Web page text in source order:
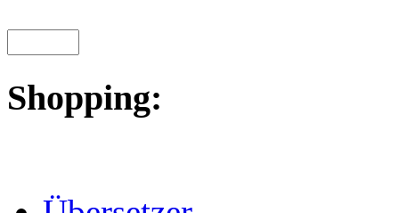
Shopping: